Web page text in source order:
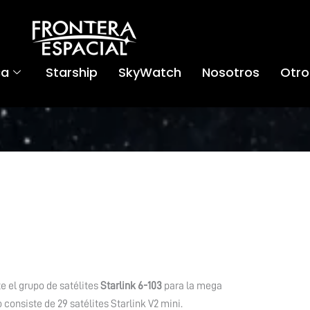
Starship SkyWatch Nosotros
el grupo de satélitesStarlink 6-103 para la mega
de 29 satélites Starlink V2 mini.